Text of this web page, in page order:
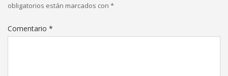
obligatorios están marcados con *
Comentario *